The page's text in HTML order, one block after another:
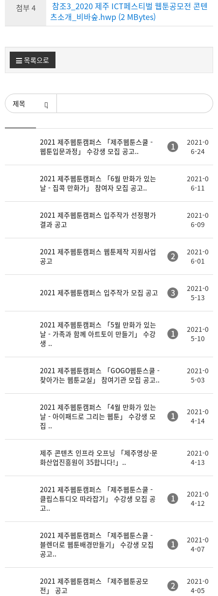
첨부 4
참조3_2020 제주 ICT페스티벌 웹툰공모전 콘텐
츠소개_비바숲.hwp (2 MBytes)
목록으로
검색조건
2021 제주웹툰캠퍼스 「제주웹툰스쿨 -
웹툰입문과정」 수강생 모집 공고..
1
2021-0
6-24
2021 제주웹툰캠퍼스 「6월 만화가 있는
날 - 집콕 만화가」 참여자 모집 공고..
2021-0
6-11
2021 제주웹툰캠퍼스 입주작가 선정평가
결과 공고
2021-0
6-09
2021 제주웹툰캠퍼스 웹툰제작 지원사업
공고
2
2021-0
6-01
2021 제주웹툰캠퍼스 입주작가 모집 공고 3
2021-0
5-13
2021 제주웹툰캠퍼스 「5월 만화가 있는
날 - 가족과 함께 아트토이 만들기」 수강
생 ..
1
2021-0
5-10
2021 제주웹툰캠퍼스 「GOGO웹툰스쿨 -
찾아가는 웹툰교실」 참여기관 모집 공고..
2021-0
5-03
2021 제주웹툰캠퍼스 「4월 만화가 있는
날 - 아이패드로 그리는 웹툰」 수강생 모
집 ..
1
2021-0
4-14
제주 콘텐츠 인프라 오프닝 「제주영상·문
화산업진흥원이 35합니다!」..
2021-0
4-13
2021 제주웹툰캠퍼스 「제주웹툰스쿨 -
클립스튜디오 따라잡기」 수강생 모집 공
고..
1
2021-0
4-12
2021 제주웹툰캠퍼스 「제주웹툰스쿨 -
블렌더로 웹툰배경만들기」 수강생 모집
공고..
1
2021-0
4-07
2021 제주웹툰캠퍼스 「제주웹툰공모
전」 공고
2
2021-0
4-05